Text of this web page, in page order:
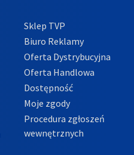
Sklep TVP
Biuro Reklamy
Oferta Dystrybucyjna
Oferta Handlowa
Dostępność
Moje zgody
Procedura zgłoszeń
wewnętrznych